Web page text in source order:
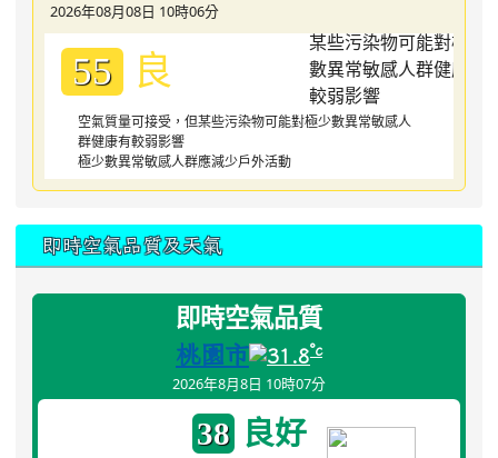
2026年08月08日 10時06分
55 良
空氣質量可接受，但某些污染物可能對極少數異常敏感人
群健康有較弱影響
極少數異常敏感人群應減少戶外活動
即時空氣品質及天氣
即時空氣品質
桃園市 31.8°c
2026年8月8日 10時07分
38 良好